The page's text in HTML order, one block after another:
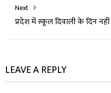
Next
प्रदेश में स्कूल दिवाली के दिन
LEAVE A REPLY